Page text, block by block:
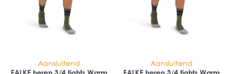
Aansluitend
FALKE heren 3/4 tights Warm
Aansluitend
FALKE heren 3/4 tights Warm